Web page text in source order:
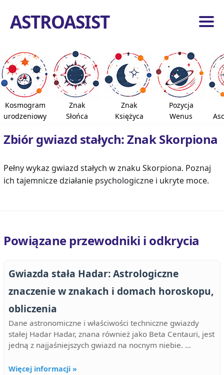
ASTROASIST
Kosmogram
urodzeniowy
Znak
Słońca
Znak
Księżyca
Pozycja
Wenus
Zbiór gwiazd stałych: Znak Skorpiona
Pełny wykaz gwiazd stałych w znaku Skorpiona. Poznaj
ich tajemnicze działanie psychologiczne i ukryte moce.
Powiązane przewodniki i odkrycia
Gwiazda stała Hadar: Astrologiczne
znaczenie w znakach i domach horoskopu,
obliczenia
Dane astronomiczne i właściwości techniczne gwiazdy
stałej Hadar Hadar, znana również jako Beta Centauri, jest
jedną z najjaśniejszych gwiazd na nocnym niebie. ...
Więcej informacji »